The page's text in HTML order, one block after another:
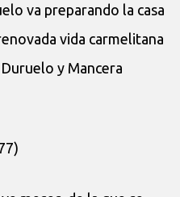
va preparando la casa
vida carmelitana
y Mancera